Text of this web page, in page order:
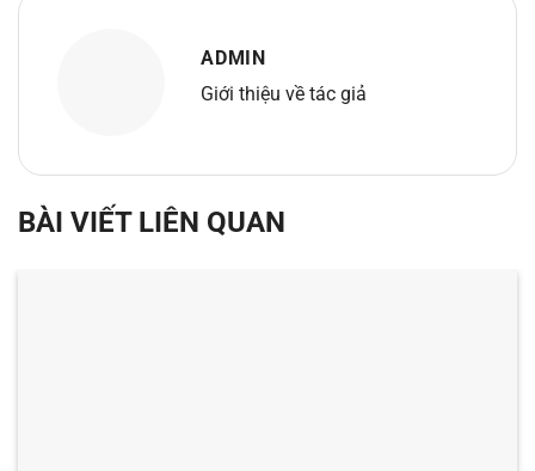
ADMIN
Giới thiệu về tác giả
BÀI VIẾT LIÊN QUAN